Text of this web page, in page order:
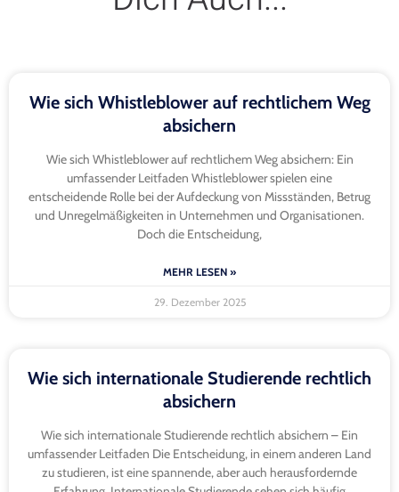
Wie sich Whistleblower auf rechtlichem Weg
absichern
Wie sich Whistleblower auf rechtlichem Weg absichern: Ein
umfassender Leitfaden Whistleblower spielen eine
entscheidende Rolle bei der Aufdeckung von Missständen, Betrug
und Unregelmäßigkeiten in Unternehmen und Organisationen.
Doch die Entscheidung,
MEHR LESEN »
29. Dezember 2025
Wie sich internationale Studierende rechtlich
absichern
Wie sich internationale Studierende rechtlich absichern – Ein
umfassender Leitfaden Die Entscheidung, in einem anderen Land
zu studieren, ist eine spannende, aber auch herausfordernde